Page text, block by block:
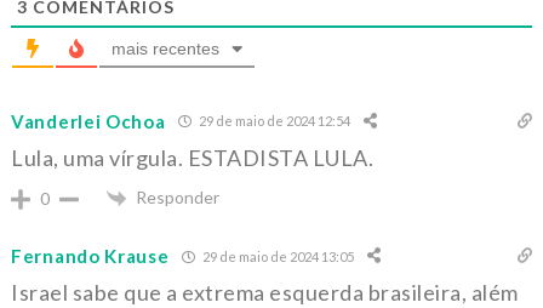
3 COMENTÁRIOS
mais recentes
Vanderlei Ochoa 29 de maio de 2024 12:54
Lula, uma vírgula. ESTADISTA LULA.
0 Responder
Fernando Krause 29 de maio de 2024 13:05
Israel sabe que a extrema esquerda brasileira, além